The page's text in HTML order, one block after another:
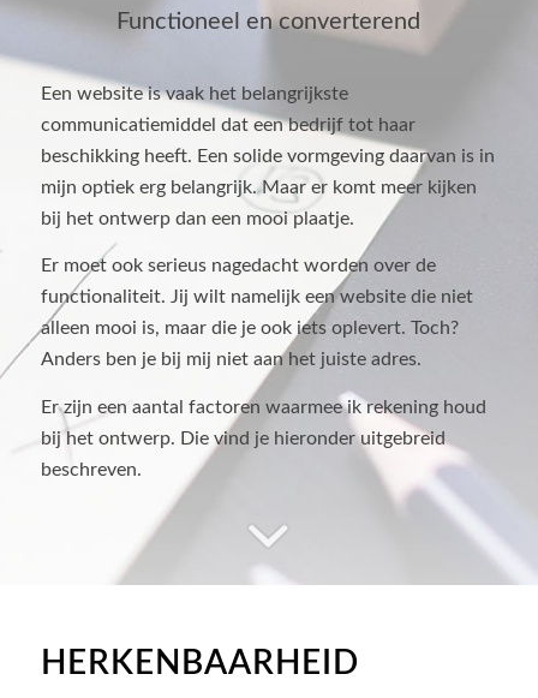
Functioneel en converterend
Een website is vaak het belangrijkste
communicatiemiddel dat een bedrijf tot haar
beschikking heeft. Een solide vormgeving daarvan is in
mijn optiek erg belangrijk. Maar er komt meer kijken
bij het ontwerp dan een mooi plaatje.
Er moet ook serieus nagedacht worden over de
functionaliteit. Jij wilt namelijk een website die niet
alleen mooi is, maar die je ook iets oplevert. Toch?
Anders ben je bij mij niet aan het juiste adres.
Er zijn een aantal factoren waarmee ik rekening houd
bij het ontwerp. Die vind je hieronder uitgebreid
beschreven.
HERKENBAARHEID